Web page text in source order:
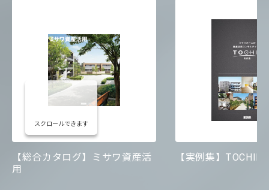
【総合カタログ】ミサワ資産活
用
【実例集】TOCHIE
スクロールできます